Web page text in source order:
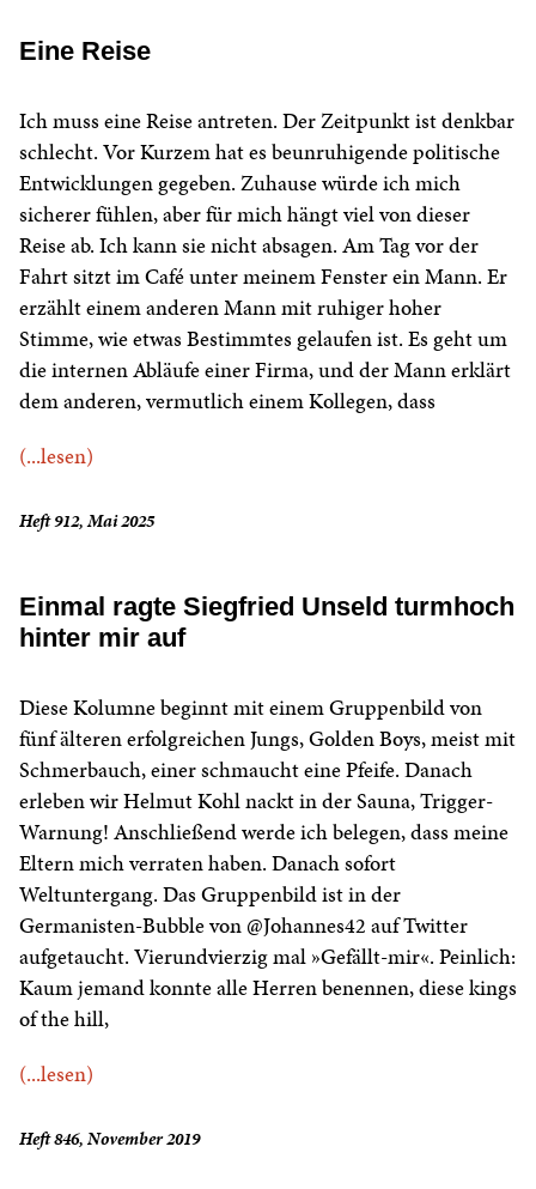
Eine Reise
Ich muss eine Reise antreten. Der Zeitpunkt ist denkbar
schlecht. Vor Kurzem hat es beunruhigende politische
Entwicklungen gegeben. Zuhause würde ich mich
sicherer fühlen, aber für mich hängt viel von dieser
Reise ab. Ich kann sie nicht absagen. Am Tag vor der
Fahrt sitzt im Café unter meinem Fenster ein Mann. Er
erzählt einem anderen Mann mit ruhiger hoher
Stimme, wie etwas Bestimmtes gelaufen ist. Es geht um
die internen Abläufe einer Firma, und der Mann erklärt
dem anderen, vermutlich einem Kollegen, dass
(...lesen)
Heft 912, Mai 2025
Einmal ragte Siegfried Unseld turmhoch
hinter mir auf
Diese Kolumne beginnt mit einem Gruppenbild von
fünf älteren erfolgreichen Jungs, Golden Boys, meist mit
Schmerbauch, einer schmaucht eine Pfeife. Danach
erleben wir Helmut Kohl nackt in der Sauna, Trigger-
Warnung! Anschließend werde ich belegen, dass meine
Eltern mich verraten haben. Danach sofort
Weltuntergang. Das Gruppenbild ist in der
Germanisten-Bubble von @Johannes42 auf Twitter
aufgetaucht. Vierundvierzig mal »Gefällt-mir«. Peinlich:
Kaum jemand konnte alle Herren benennen, diese kings
of the hill,
(...lesen)
Heft 846, November 2019